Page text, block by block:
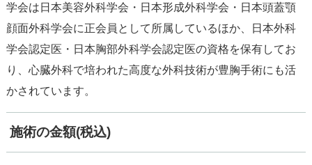
学会は日本美容外科学会・日本形成外科学会・日本頭蓋顎
顔面外科学会に正会員として所属しているほか、日本外科
学会認定医・日本胸部外科学会認定医の資格を保有してお
り、心臓外科で培われた高度な外科技術が豊胸手術にも活
施術の金額(税込)